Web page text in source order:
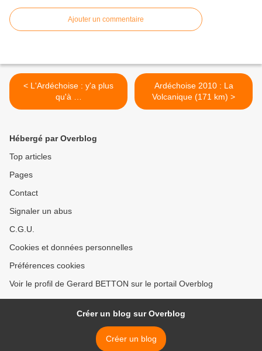
Ajouter un commentaire
< L'Ardéchoise : y'a plus
qu'à …
Ardéchoise 2010 : La
Volcanique (171 km) >
Hébergé par Overblog
Top articles
Pages
Contact
Signaler un abus
C.G.U.
Cookies et données personnelles
Préférences cookies
Voir le profil de Gerard BETTON sur le portail Overblog
Créer un blog sur Overblog
Créer un blog